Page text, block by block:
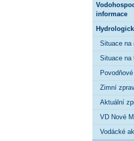
informace
Situace na
Situace na
Zimní
Aktuální
VD Nové
Vodácké